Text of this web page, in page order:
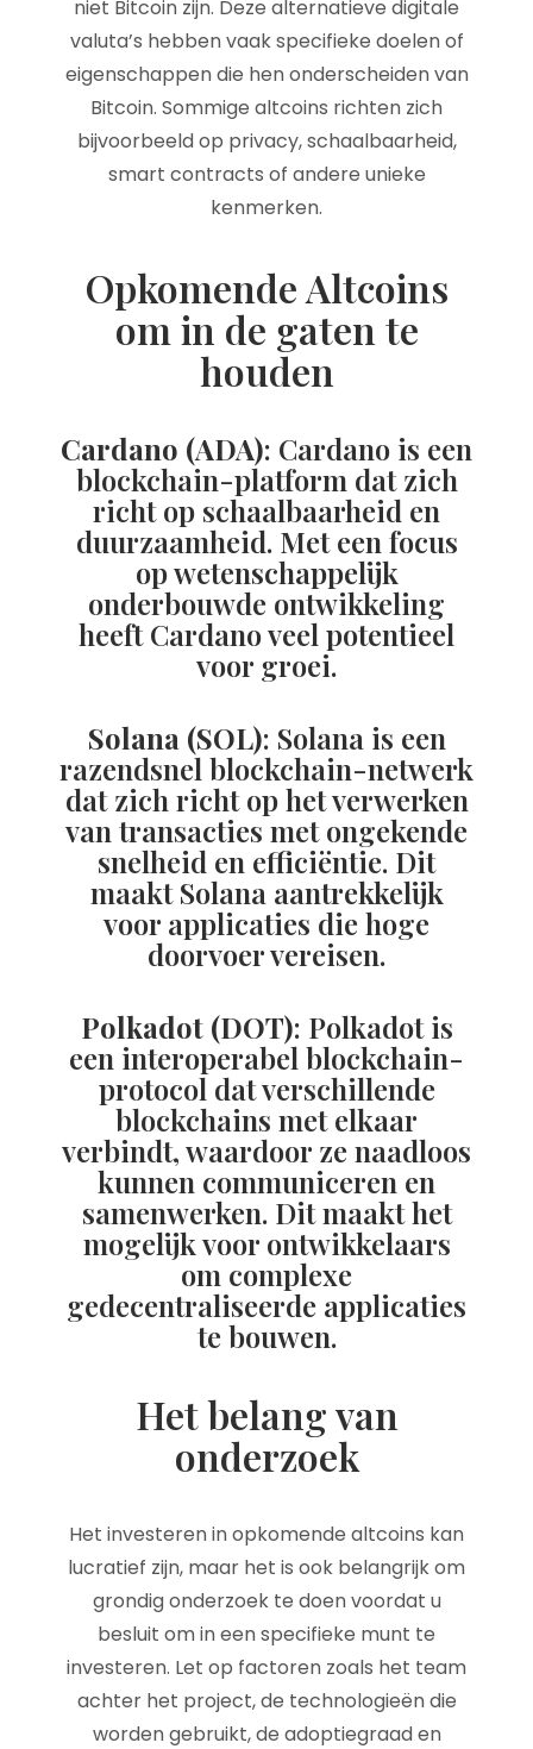
niet Bitcoin zijn. Deze alternatieve digitale
valuta’s hebben vaak specifieke doelen of
eigenschappen die hen onderscheiden van
Bitcoin. Sommige altcoins richten zich
bijvoorbeeld op privacy, schaalbaarheid,
smart contracts of andere unieke
kenmerken.
Opkomende Altcoins
om in de gaten te
houden
Cardano (ADA): Cardano is een
blockchain-platform dat zich
richt op schaalbaarheid en
duurzaamheid. Met een focus
op wetenschappelijk
onderbouwde ontwikkeling
heeft Cardano veel potentieel
voor groei.
Solana (SOL): Solana is een
razendsnel blockchain-netwerk
dat zich richt op het verwerken
van transacties met ongekende
snelheid en efficiëntie. Dit
maakt Solana aantrekkelijk
voor applicaties die hoge
doorvoer vereisen.
Polkadot (DOT): Polkadot is
een interoperabel blockchain-
protocol dat verschillende
blockchains met elkaar
verbindt, waardoor ze naadloos
kunnen communiceren en
samenwerken. Dit maakt het
mogelijk voor ontwikkelaars
om complexe
gedecentraliseerde applicaties
te bouwen.
Het belang van
onderzoek
Het investeren in opkomende altcoins kan
lucratief zijn, maar het is ook belangrijk om
grondig onderzoek te doen voordat u
besluit om in een specifieke munt te
investeren. Let op factoren zoals het team
achter het project, de technologieën die
worden gebruikt, de adoptiegraad en